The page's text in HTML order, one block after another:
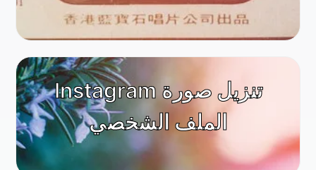
Instagram تنزيل صورة
الملف الشخصي